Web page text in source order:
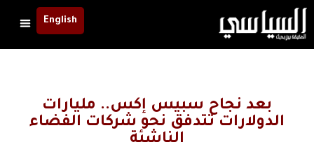
English
بعد نجاح سبيس إكس.. مليارات
الدولارات تتدفق نحو شركات الفضاء
الناشئة